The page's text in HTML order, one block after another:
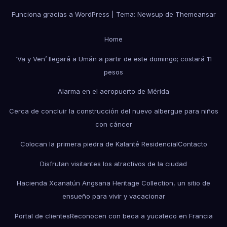
Funciona gracias a WordPress Tema: Newsup de Themeansar
Home
‘Va y Ven’ llegará a Umán a partir de este domingo; costará 11
pesos
Alarma en el aeropuerto de Mérida
Cerca de concluir la construcción del nuevo albergue para niños
con cáncer
Colocan la primera piedra de Kalanté ResidencialContacto
Disfrutan visitantes los atractivos de la ciudad
Hacienda Xcanatún Angsana Heritage Collection, un sitio de
ensueño para vivir y vacacionar
Portal de clientesReconocen con beca a yucateco en Francia